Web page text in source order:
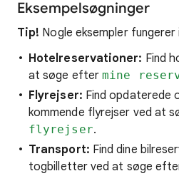
Eksempelsøgninger
Tip! Nogle eksempler fungerer
Hotelreservationer: Find
at søge eftermine
Flyrejser: Find opdaterede
kommende flyrejser ved at
flyrejser.
Transport: Find dine
togbilletter ved at søge